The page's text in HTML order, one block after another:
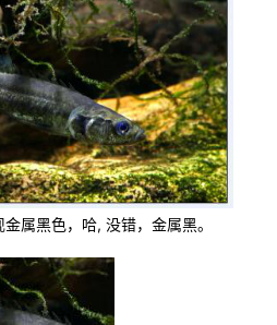
属黑色，哈, 没错，金属黑。